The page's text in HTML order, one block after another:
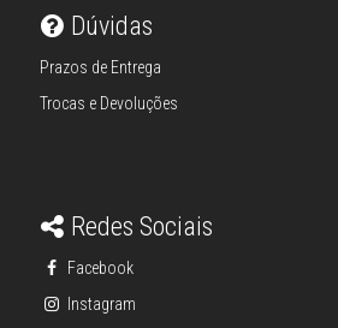
Dúvidas
Prazos de Entrega
Trocas e Devoluções
Redes Sociais
Facebook
Instagram